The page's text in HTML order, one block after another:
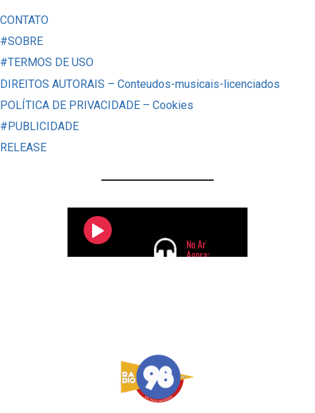
JONAS
À
CONTATO
#SOBRE
#TERMOS DE USO
DIREITOS AUTORAIS – Conteudos-musicais-licenciados
POLÍTICA DE PRIVACIDADE – Cookies
#PUBLICIDADE
RELEASE